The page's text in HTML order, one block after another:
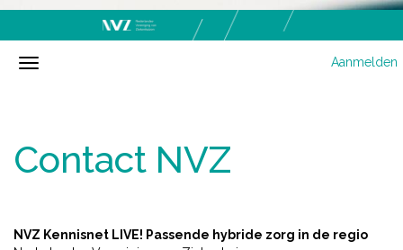
Aanmelden
Contact NVZ
NVZ Kennisnet LIVE! Passende hybride zorg in de regio